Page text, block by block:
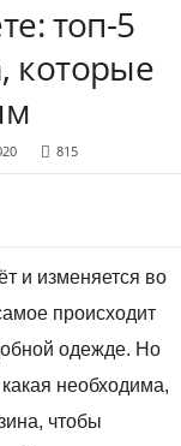
топ-5
которые
815
и изменяется во
происходит
одежде. Но
необходима,
чтобы